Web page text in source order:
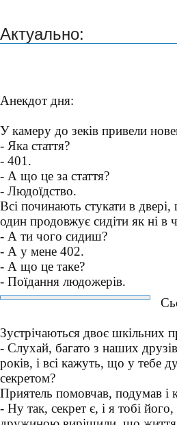
Актуально:
Анекдот дня:
У камеру до зеків привели
- Яка стаття?
- 401.
- А що це за стаття?
- Людоїдство.
Всі починають стукати в
один продовжує сидіти як ні
- А ти чого сидиш?
- А у мене 402.
- А що це таке?
- Поїдання людожерів.
Зустрічаються двоє шкільних
- Слухай, багато з наших
років, і всі кажуть, що у
секретом?
Приятель помовчав, подумав і
- Ну так, секрет є, і я тобі